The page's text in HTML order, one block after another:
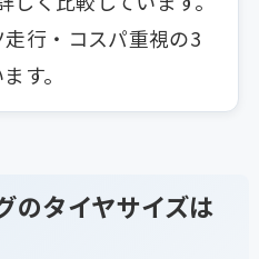
行・コスパ重視の3
す。
のタイヤサイズは